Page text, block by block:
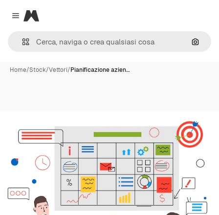
Close menu
Magnific
Cerca
Home/Stock/Vettori/Pianificazione azien…